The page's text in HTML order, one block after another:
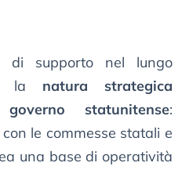
di supporto nel lungo
la natura strategica
statunitense:
le commesse statali e
una base di operatività